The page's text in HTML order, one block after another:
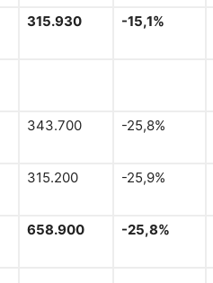
315.930 -15,1%
343.700 -25,8%
315.200 -25,9%
658.900 -25,8%